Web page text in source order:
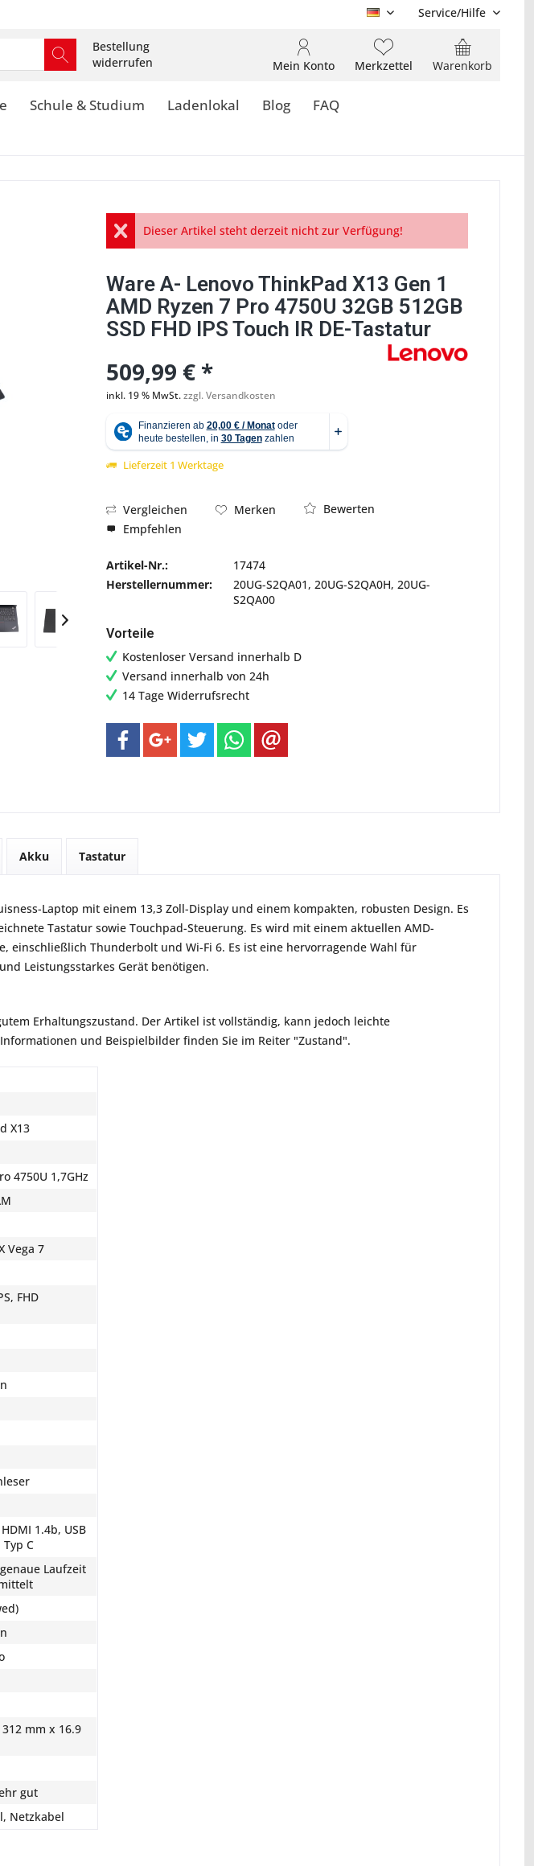
DE Service/Hilfe
Bestellung
widerrufen
Warenkorb
Merkzettel
Mein Konto
Schule & Studium Ladenlokal Blog FAQ
Abbildung ähnlich
Dieser Artikel steht derzeit nicht zur Verfügung!
Ware A- Lenovo ThinkPad X13 Gen 1
AMD Ryzen 7 Pro 4750U 32GB 512GB
SSD FHD IPS Touch IR DE-Tastatur
509,99 € *
inkl. 19 % MwSt.zzgl. Versandkosten
Lieferzeit 1 Werktage
Vergleichen Merken
Bewerten
Empfehlen
Artikel-Nr.:
17474
Herstellernummer:
20UG-S2QA01, 20UG-S2QA0H, 20UG-
S2QA00
Vorteile
Kostenloser Versand innerhalb D
Versand innerhalb von 24h
14 Tage Widerrufsrecht
Akku Tastatur
Laptop mit einem 13,3 Zoll-Display und einem kompakten, robusten Design. Es
Tastatur sowie Touchpad-Steuerung. Es wird mit einem aktuellen AMD-
einschließlich Thunderbolt und Wi-Fi 6. Es ist eine hervorragende Wahl für
Leistungsstarkes Gerät benötigen.
Erhaltungszustand. Der Artikel ist vollständig, kann jedoch leichte
und Beispielbilder finden Sie im Reiter "Zustand".
X13
4750U 1,7GHz
Vega 7
FHD
1.4b, USB
Typ C
Laufzeit
mm x 16.9
gut
Netzkabel